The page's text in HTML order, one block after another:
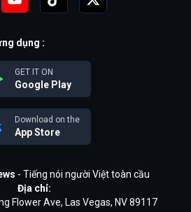
dụng :
GET IT ON
Google Play
Download on the
App Store
- Tiếng nói người Việt toàn cầu
Địa chỉ:
Flower Ave, Las Vegas, NV 89117